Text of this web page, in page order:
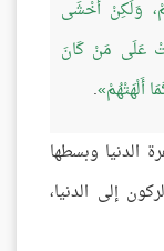
وَلَكِنْ أَخْشَى
عَلَى مَنْ كَانَ
أَلْهَتْهُمْ .
الدنيا وبسطها
إلى الدنيا،